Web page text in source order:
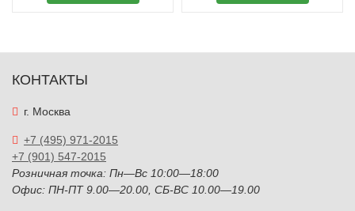
КОНТАКТЫ
г. Москва
+7 (495) 971-2015
+7 (901) 547-2015
Розничная точка: Пн—Вс 10:00—18:00
Офис: ПН-ПТ 9.00—20.00, СБ-ВС 10.00—19.00